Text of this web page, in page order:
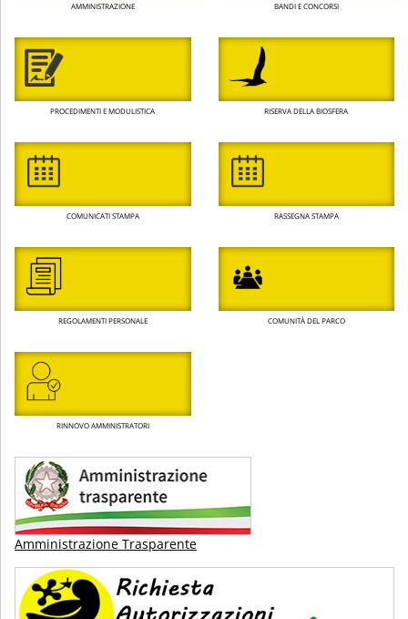
AMMINISTRAZIONE BANDI E CONCORSI
PROCEDIMENTI E MODULISTICA RISERVA DELLA BIOSFERA
COMUNICATI STAMPA RASSEGNA STAMPA
REGOLAMENTI PERSONALE COMUNITÀ DEL PARCO
RINNOVO AMMINISTRATORI
Amministrazione Trasparente